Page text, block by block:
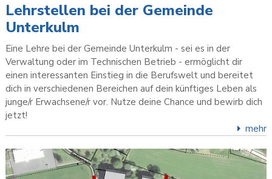
Lehrstellen bei der Gemeinde
Unterkulm
Eine Lehre bei der Gemeinde Unterkulm - sei es in der
Verwaltung oder im Technischen Betrieb - ermöglicht dir
einen interessanten Einstieg in die Berufswelt und bereitet
dich in verschiedenen Bereichen auf dein künftiges Leben als
junge/r Erwachsene/r vor. Nutze deine Chance und bewirb dich
jetzt!
mehr